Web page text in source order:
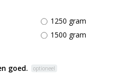
1250 gram
1500 gram
goed. optioneel